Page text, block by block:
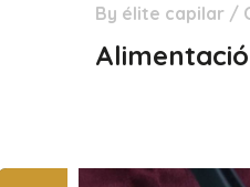
By élite capilar /